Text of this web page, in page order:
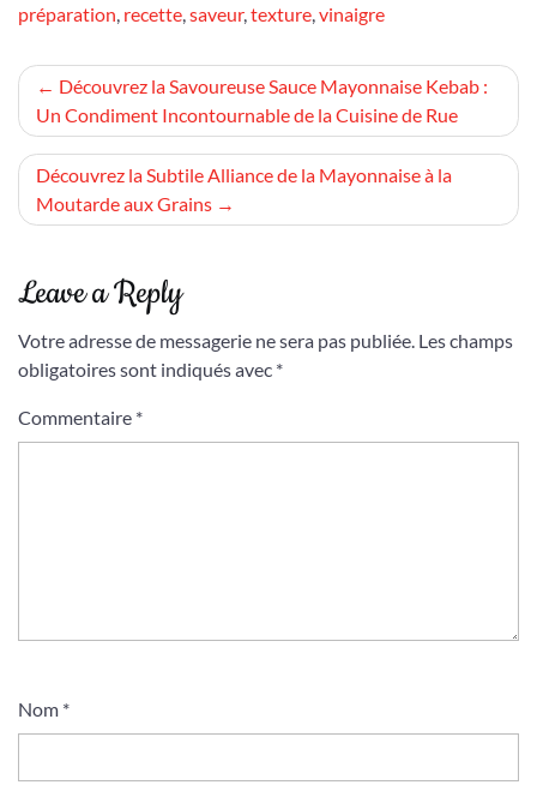
préparation, recette,saveur,texture,vinaigre
Navigation
de
l’article
Découvrez la Savoureuse Sauce Mayonnaise Kebab :
Un Condiment Incontournable de la Cuisine de Rue
Découvrez la Subtile Alliance de la Mayonnaise à la
Moutarde aux Grains
Leave a Reply
Votre adresse de messagerie ne sera pas publiée. Les champs
obligatoires sont indiqués avec *
Commentaire *
Nom *